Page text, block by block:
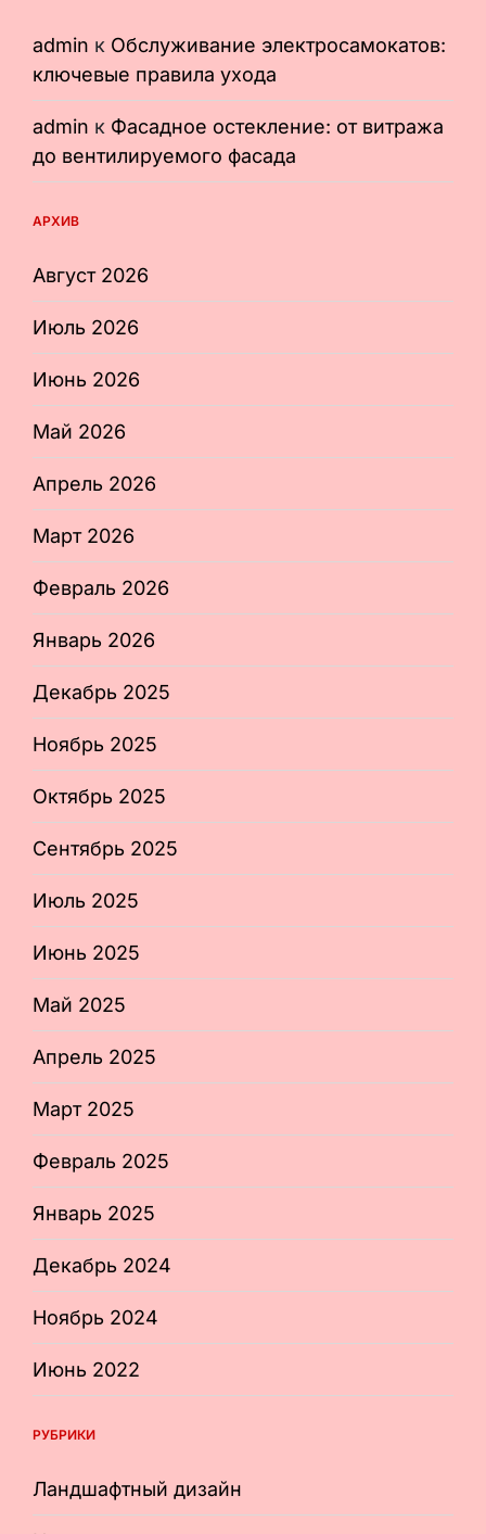
admin к Обслуживание электросамокатов:
ключевые правила ухода
admin к Фасадное остекление: от витража
до вентилируемого фасада
АРХИВ
Август 2026
Июль 2026
Июнь 2026
Май 2026
Апрель 2026
Март 2026
Февраль 2026
Январь 2026
Декабрь 2025
Ноябрь 2025
Октябрь 2025
Сентябрь 2025
Июль 2025
Июнь 2025
Май 2025
Апрель 2025
Март 2025
Февраль 2025
Январь 2025
Декабрь 2024
Ноябрь 2024
Июнь 2022
РУБРИКИ
Ландшафтный дизайн